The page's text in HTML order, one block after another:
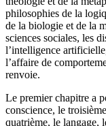
philosophies de la
de la biologie et de la
sciences sociales, les
l’intelligence
l’affaire de
renvoie.
Le premier chapitre a
conscience, le
quatrième, le langage,